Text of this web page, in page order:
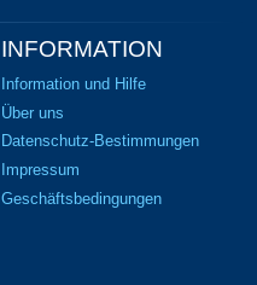
INFORMATION
Information und Hilfe
Über uns
Datenschutz-Bestimmungen
Impressum
Geschäftsbedingungen